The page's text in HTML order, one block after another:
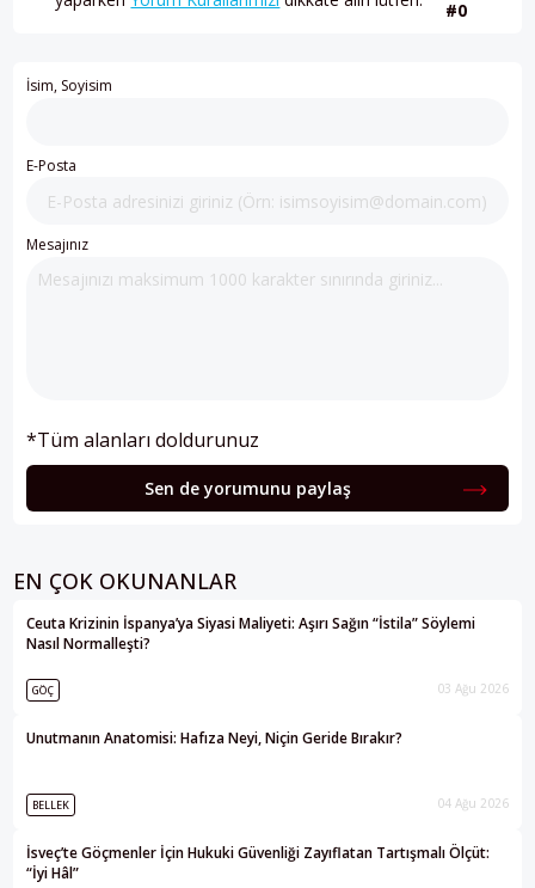
#0
İsim, Soyisim
E-Posta
Mesajınız
*Tüm alanları doldurunuz
Sen de yorumunu paylaş
EN ÇOK OKUNANLAR
Ceuta Krizinin İspanya’ya Siyasi Maliyeti: Aşırı Sağın “İstila” Söylemi
Nasıl Normalleşti?
GÖÇ 03 Ağu 2026
Unutmanın Anatomisi: Hafıza Neyi, Niçin Geride Bırakır?
BELLEK 04 Ağu 2026
İsveç’te Göçmenler İçin Hukuki Güvenliği Zayıflatan Tartışmalı Ölçüt:
“İyi Hâl”